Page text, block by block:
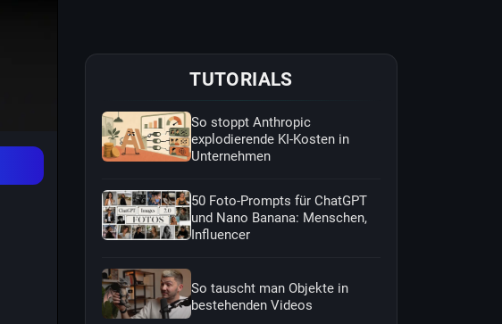
TUTORIALS
So stoppt Anthropic
explodierende KI-Kosten in
Unternehmen
50 Foto-Prompts für ChatGPT
und Nano Banana: Menschen,
Influencer
So tauscht man Objekte in
bestehenden Videos